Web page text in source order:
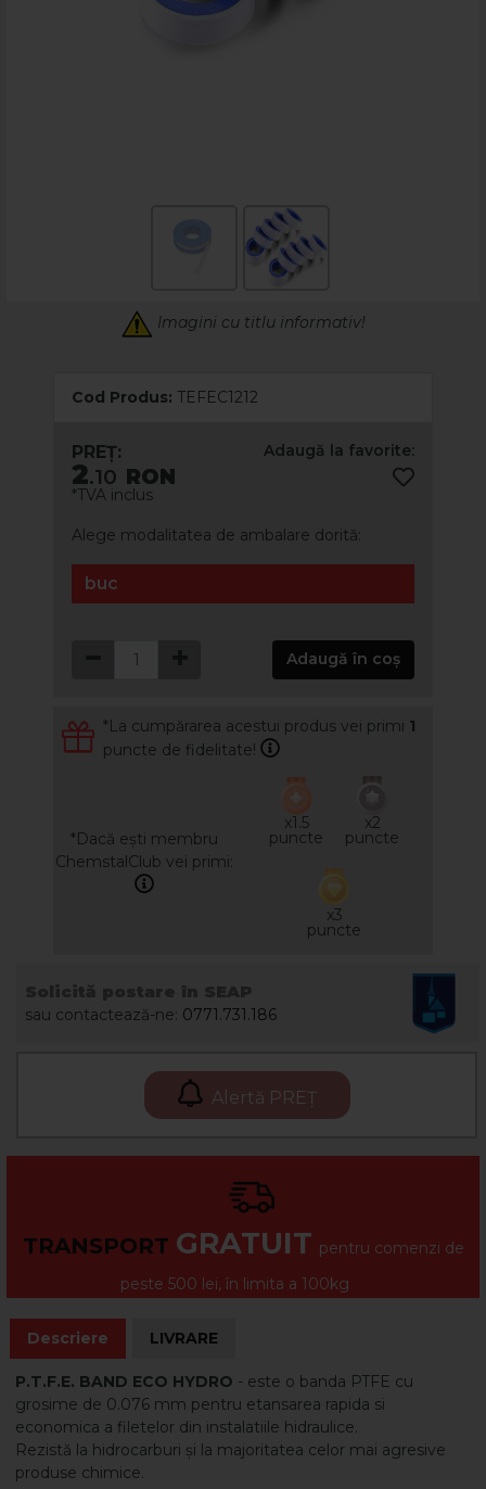
Imagini cu titlu informativ!
Cod Produs: TEFEC1212
Adaugă la favorite:
PREȚ:
2.10 RON
*TVA inclus
Alege modalitatea de ambalare dorită:
buc
Adaugă în coș
*La cumpărarea acestui produs vei primi 1
puncte de fidelitate!
*Dacă ești membru
ChemstalClub vei primi:
x1.5
puncte
x2
puncte
x3
puncte
sau contactează-ne: 0771.731.186
Alertă PREȚ
TRANSPORT GRATUIT pentru comenzi de
peste 500 lei, în limita a 100kg
Descriere LIVRARE
P.T.F.E. BAND ECO HYDRO - este o banda PTFE cu
grosime de 0.076 mm pentru etansarea rapida si
economica a filetelor din instalatiile hidraulice.
Rezistă la hidrocarburi și la majoritatea celor mai agresive
produse chimice.